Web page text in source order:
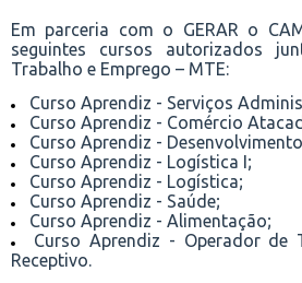
Em parceria com o GERAR o
seguintes cursos autorizados
Trabalho e Emprego – MTE:
Curso Aprendiz - Serviços
Curso Aprendiz - Comércio
Curso Aprendiz -
Curso Aprendiz - Logística I;
Curso Aprendiz - Logística;
Curso Aprendiz - Saúde;
Curso Aprendiz - Alimentação;
Curso Aprendiz - Operador de
Receptivo.